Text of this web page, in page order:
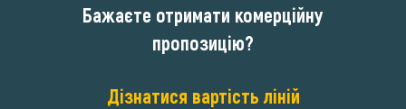
Бажаєте отримати комерційну
пропозицію?
Дізнатися вартість ліній